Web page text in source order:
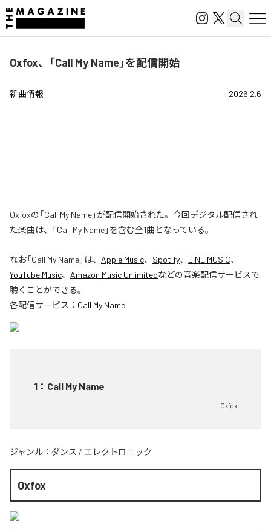
Oxfox、「Call My Name」を配信開始
新曲情報 2026.2.6
Oxfoxの「Call My Name」が配信開始された。今回デジタル配信され
た楽曲は、「Call My Name」を含む全1曲となっている。
なお「Call My Name」は、 Apple Music、 Spotify、 LINE MUSIC、
YouTube Music、 Amazon Music Unlimitedなどの音楽配信サービスで
聴くことができる。
各配信サービス： Call My Name
1 ： Call My Name
Oxfox
ジャンル： ダンス / エレクトロニック
Oxfox